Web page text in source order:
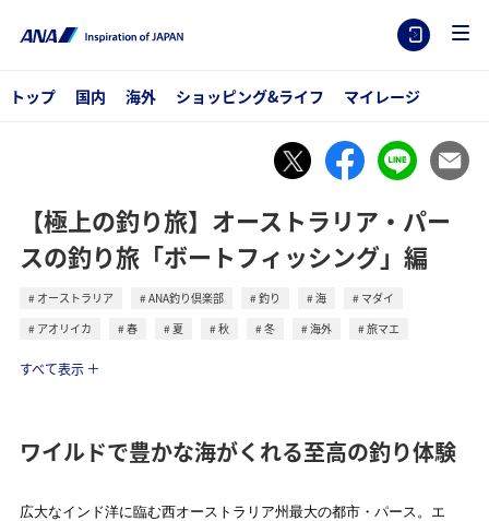
トップ 国内 海外 ショッピング&ライフ マイレージ
【極上の釣り旅】オーストラリア・パー
スの釣り旅「ボートフィッシング」編
オーストラリア ANA釣り倶楽部 釣り 海
マダイ
アオリイカ
春 夏 秋 冬 海外
旅マエ
トラベル
すべて表示
ワイルドで豊かな海がくれる至高の釣り体験
広大なインド洋に臨む西オーストラリア州最大の都市・パース。エ